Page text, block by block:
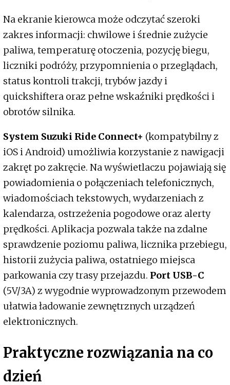
Na ekranie kierowca może odczytać szeroki
zakres informacji: chwilowe i średnie zużycie
paliwa, temperaturę otoczenia, pozycję biegu,
liczniki podróży, przypomnienia o przeglądach,
status kontroli trakcji, trybów jazdy i
quickshiftera oraz pełne wskaźniki prędkości i
obrotów silnika.
System Suzuki Ride Connect+ (kompatybilny z
iOS i Android) umożliwia korzystanie z nawigacji
zakręt po zakręcie. Na wyświetlaczu pojawiają się
powiadomienia o połączeniach telefonicznych,
wiadomościach tekstowych, wydarzeniach z
kalendarza, ostrzeżenia pogodowe oraz alerty
prędkości. Aplikacja pozwala także na zdalne
sprawdzenie poziomu paliwa, licznika przebiegu,
historii zużycia paliwa, ostatniego miejsca
parkowania czy trasy przejazdu. Port USB-C
(5V/3A) z wygodnie wyprowadzonym przewodem
ułatwia ładowanie zewnętrznych urządzeń
elektronicznych.
Praktyczne rozwiązania na co
dzień